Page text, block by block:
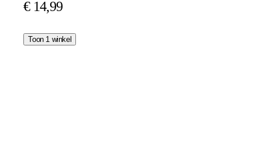
€ 14,99
Toon 1 winkel